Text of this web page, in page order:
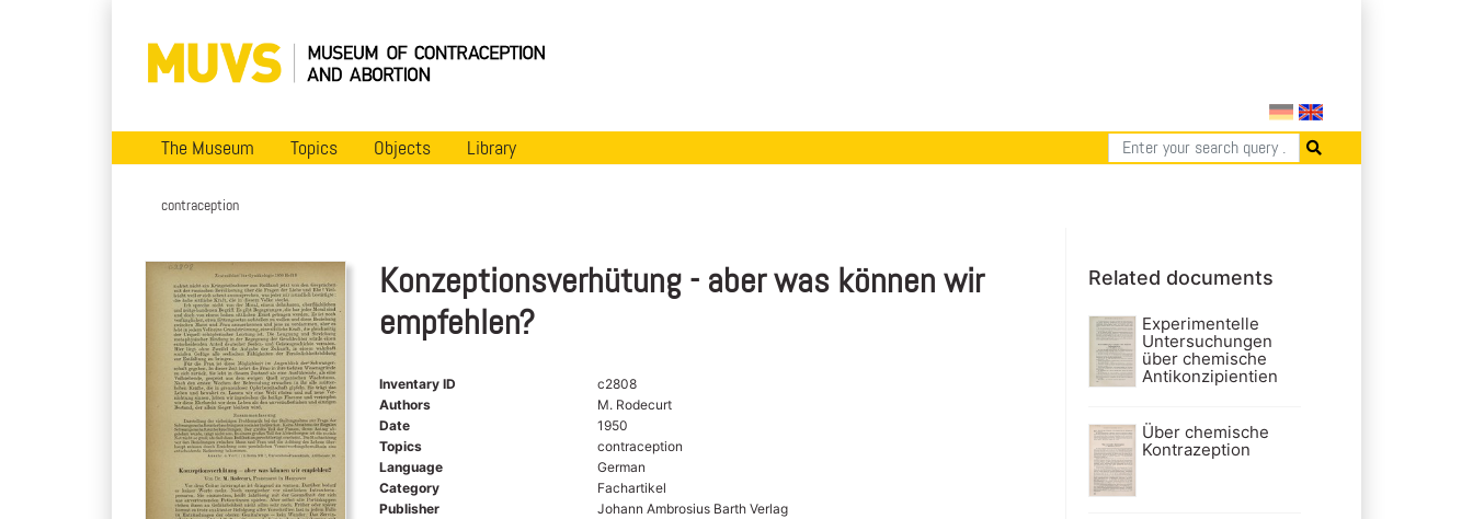
The Museum Topics Objects Library
contraception
Konzeptionsverhütung - aber was können wir
empfehlen?
Inventary ID
c2808
Authors
M. Rodecurt
Date
1950
Topics
contraception
Language
German
Category
Fachartikel
Publisher
Johann Ambrosius Barth Verlag
Related documents
Experimentelle
Untersuchungen
über chemische
Antikonzipientien
Über chemische
Kontrazeption